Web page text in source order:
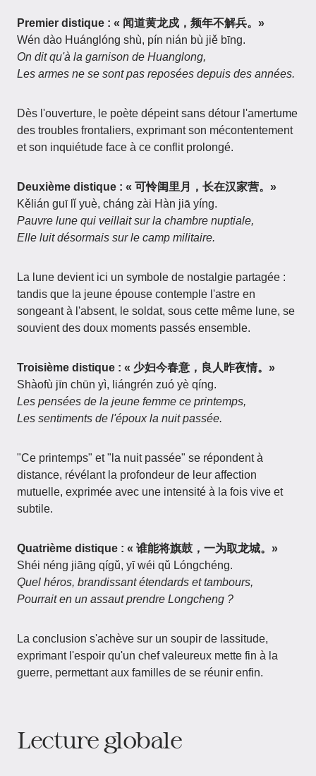
Premier distique : « 闻道黄龙戍，频年不解兵。»
Wén dào Huánglóng shù, pín nián bù jiě bīng.
On dit qu'à la garnison de Huanglong,
Les armes ne se sont pas reposées depuis des années.
Dès l'ouverture, le poète dépeint sans détour l'amertume
des troubles frontaliers, exprimant son mécontentement
et son inquiétude face à ce conflit prolongé.
Deuxième distique : « 可怜闺里月，长在汉家营。»
Kělián guī lǐ yuè, cháng zài Hàn jiā yíng.
Pauvre lune qui veillait sur la chambre nuptiale,
Elle luit désormais sur le camp militaire.
La lune devient ici un symbole de nostalgie partagée :
tandis que la jeune épouse contemple l'astre en
songeant à l'absent, le soldat, sous cette même lune, se
souvient des doux moments passés ensemble.
Troisième distique : « 少妇今春意，良人昨夜情。»
Shàofù jīn chūn yì, liángrén zuó yè qíng.
Les pensées de la jeune femme ce printemps,
Les sentiments de l'époux la nuit passée.
"Ce printemps" et "la nuit passée" se répondent à
distance, révélant la profondeur de leur affection
mutuelle, exprimée avec une intensité à la fois vive et
subtile.
Quatrième distique : « 谁能将旗鼓，一为取龙城。»
Shéi néng jiāng qígǔ, yī wéi qǔ Lóngchéng.
Quel héros, brandissant étendards et tambours,
Pourrait en un assaut prendre Longcheng ?
La conclusion s'achève sur un soupir de lassitude,
exprimant l'espoir qu'un chef valeureux mette fin à la
guerre, permettant aux familles de se réunir enfin.
Lecture globale